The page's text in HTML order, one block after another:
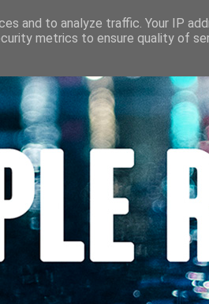
LOUVES DU POLAR BEAUTÉ
and to analyze traffic. Your IP
metrics to ensure quality of